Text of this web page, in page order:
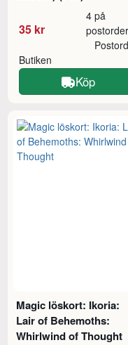
35 kr
4 på
postorder
Butiken
Köp
Magic löskort: Ikoria:
Lair of Behemoths:
Whirlwind of Thought